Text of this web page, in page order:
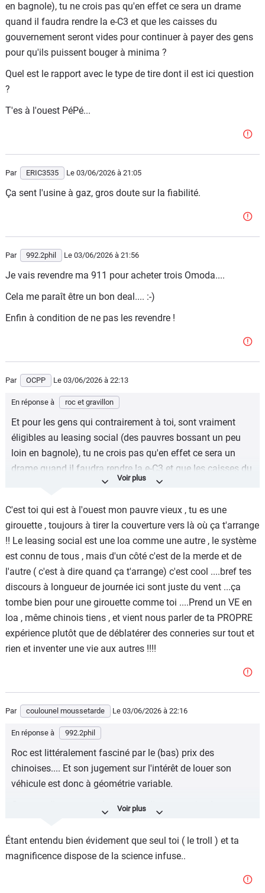
en bagnole), tu ne crois pas qu'en effet ce sera un drame
quand il faudra rendre la e-C3 et que les caisses du
gouvernement seront vides pour continuer à payer des gens
pour qu'ils puissent bouger à minima ?
Quel est le rapport avec le type de tire dont il est ici question
?
T'es à l'ouest PéPé...
Par ERIC3535 Le 03/06/2026 à 21:05
Ça sent l'usine à gaz, gros doute sur la fiabilité.
Par 992.2phil Le 03/06/2026 à 21:56
Je vais revendre ma 911 pour acheter trois Omoda....
Cela me paraît être un bon deal.... :-)
Enfin à condition de ne pas les revendre !
Par OCPP Le 03/06/2026 à 22:13
En réponse à roc et gravillon
Et pour les gens qui contrairement à toi, sont vraiment
éligibles au leasing social (des pauvres bossant un peu
loin en bagnole), tu ne crois pas qu'en effet ce sera un
drame quand il faudra rendre la e-C3 et que les caisses du
gouvernement seront vides pour continuer à payer des
Quel est le rapport avec le type de tire dont il est ici
question ?
T'es à l'ouest PéPé...
C'est toi qui est à l'ouest mon pauvre vieux , tu es une
girouette , toujours à tirer la couverture vers là où ça t'arrange
!! Le leasing social est une loa comme une autre , le système
est connu de tous , mais d'un côté c'est de la merde et de
l'autre ( c'est à dire quand ça t'arrange) c'est cool ....bref tes
discours à longueur de journée ici sont juste du vent ...ça
tombe bien pour une girouette comme toi ....Prend un VE en
loa , même chinois tiens , et vient nous parler de ta PROPRE
expérience plutôt que de déblatérer des conneries sur tout et
rien et inventer une vie aux autres !!!!
Par coulounel moussetarde Le 03/06/2026 à 22:16
En réponse à 992.2phil
Roc est littéralement fasciné par le (bas) prix des
chinoises.... Et son jugement sur l'intérêt de louer son
véhicule est donc à géométrie variable.
Comme n'importe quel propagandiste en croisade autour
"Les convictions sont des ennemis plus dangereux de la
vérité que les mensonges"
Étant entendu bien évidement que seul toi ( le troll ) et ta
magnificence dispose de la science infuse..